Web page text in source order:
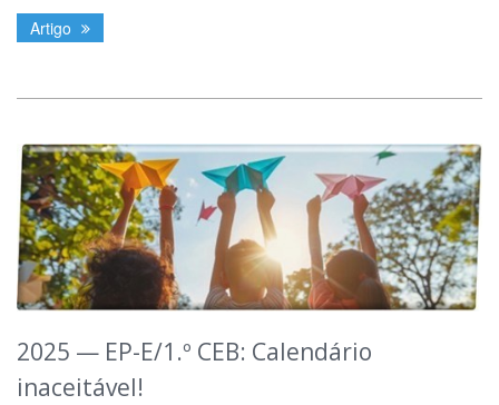
Artigo
2025 — EP-E/1.º CEB: Calendário
inaceitável!